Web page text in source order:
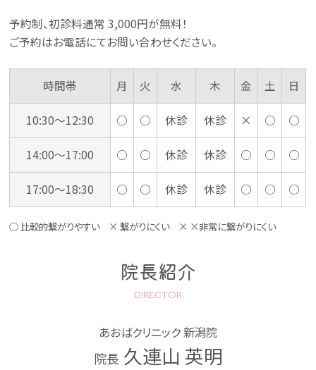
予約制、初診料通常 3,000円が無料！
ご予約はお電話にてお問い合わせください。
時間帯 月 火 水 木 金 土 日
10:30〜12:30 ○ ○ 休診 休診 × ○ ○
14:00〜17:00 ○ ○ 休診 休診 ○ ○ ○
17:00〜18:30 ○ ○ 休診 休診 ○ ○ ○
○ 比較的繋がりやすい × 繋がりにくい × ×非常に繋がりにくい
院長紹介
DIRECTOR
あおばクリニック 新潟院
院長 久連山 英明